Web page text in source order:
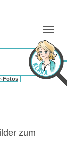
Fotos
zum